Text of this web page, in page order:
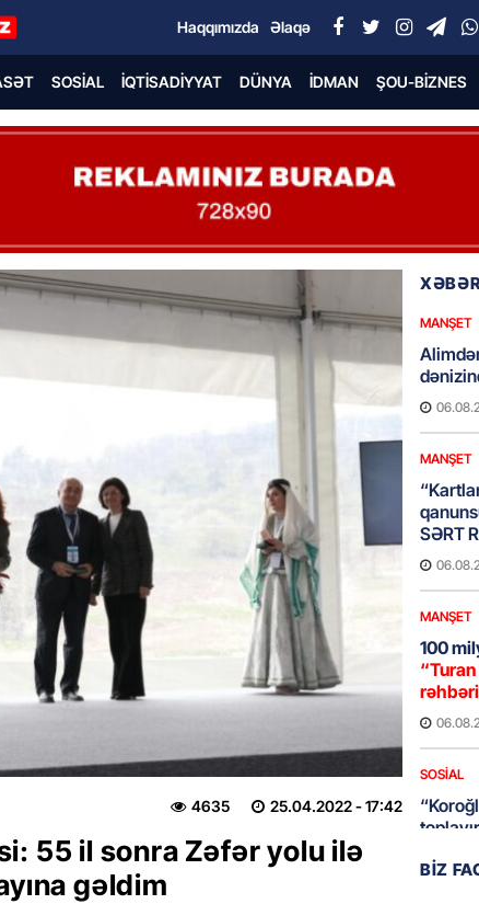
Haqqımızda Əlaqə
SOSIAL İQTISADIYYAT DÜNYA İDMAN ŞOU-BIZNES
25.04.2022- 17:42
4635
55 il sonra Zəfər yolu ilə
gəldim
MANŞET
MANŞET
SƏRT
MANŞET
100
rəhbəri
SOSIAL
BIZ